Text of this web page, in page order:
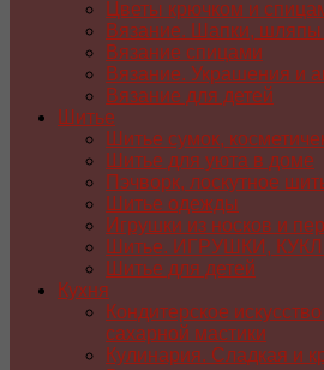
Цветы крючком и
Вязание. Шапки,
Вязание спицами
Вязание. Украшения и
Вязание для детей
Шитье
Шитье сумок,
Шитье для уюта в доме
Пэчворк, лоскутное
Шитье одежды
Игрушки из носков и
Шитье. ИГРУШКИ,
Шитье для детей
Кухня
Кондитерское
сахарной мастики
Кулинария. Сладкая и